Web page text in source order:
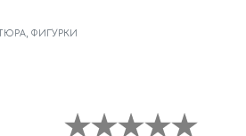
ФИГУРКИ